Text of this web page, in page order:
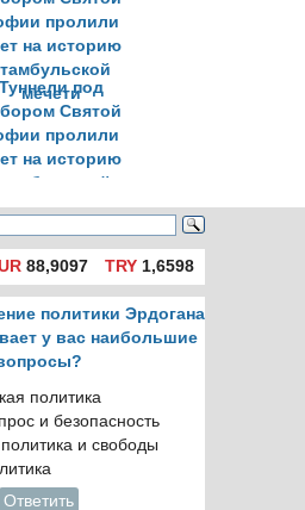
после
Туннели под
Святой
пролили
на историю
стамбульской
мечети
88,9097 TRY1,6598
политики Эрдогана
у вас наибольшие
политика
и безопасность
и свободы
Ответить